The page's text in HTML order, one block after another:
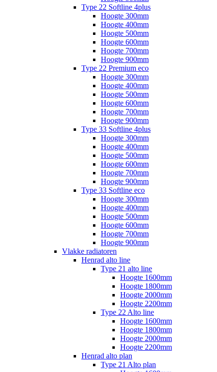
Type 22 Softline 4plus
Hoogte 300mm
Hoogte 400mm
Hoogte 500mm
Hoogte 600mm
Hoogte 700mm
Hoogte 900mm
Type 22 Premium eco
Hoogte 300mm
Hoogte 400mm
Hoogte 500mm
Hoogte 600mm
Hoogte 700mm
Hoogte 900mm
Type 33 Softline 4plus
Hoogte 300mm
Hoogte 400mm
Hoogte 500mm
Hoogte 600mm
Hoogte 700mm
Hoogte 900mm
Type 33 Softline eco
Hoogte 300mm
Hoogte 400mm
Hoogte 500mm
Hoogte 600mm
Hoogte 700mm
Hoogte 900mm
Vlakke radiatoren
Henrad alto line
Type 21 alto line
Hoogte 1600mm
Hoogte 1800mm
Hoogte 2000mm
Hoogte 2200mm
Type 22 Alto line
Hoogte 1600mm
Hoogte 1800mm
Hoogte 2000mm
Hoogte 2200mm
Henrad alto plan
Type 21 Alto plan